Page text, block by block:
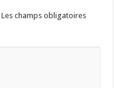
Les champs obligatoires